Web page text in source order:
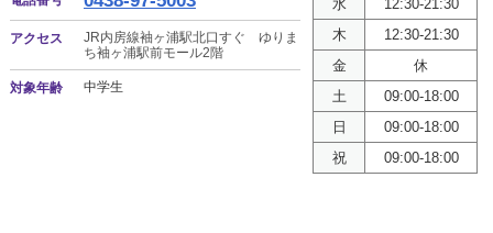
アクセス
JR内房線袖ヶ浦駅北口すぐ ゆりま
ち袖ヶ浦駅前モール2階
対象年齢 中学生
水
12:30-21:30
木
12:30-21:30
金
休
土
09:00-18:00
日
09:00-18:00
祝
09:00-18:00